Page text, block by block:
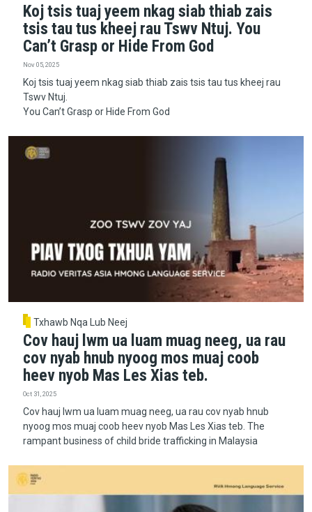
Koj tsis tuaj yeem nkag siab thiab zais
tsis tau tus kheej rau Tswv Ntuj. You
Can’t Grasp or Hide From God
Nov 05, 2025
Koj tsis tuaj yeem nkag siab thiab zais tsis tau tus kheej rau
Tswv Ntuj.
You Can’t Grasp or Hide From God
Txhawb Nqa Lub Neej
Cov hauj lwm ua luam muag neeg, ua rau
cov nyab hnub nyoog mos muaj coob
heev nyob Mas Les Xias teb.
Oct 31, 2025
Cov hauj lwm ua luam muag neeg, ua rau cov nyab hnub
nyoog mos muaj coob heev nyob Mas Les Xias teb. The
rampant business of child bride trafficking in Malaysia